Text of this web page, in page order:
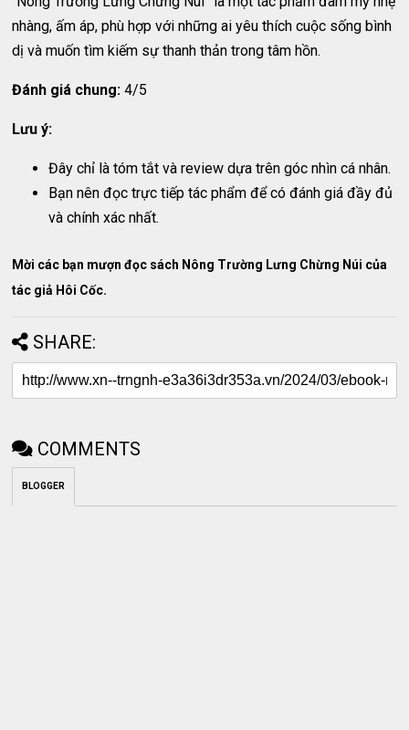
nhàng, ấm áp, phù hợp với những ai yêu thích cuộc sống bình
dị và muốn tìm kiếm sự thanh thản trong tâm hồn.
Đánh giá chung: 4/5
Lưu ý:
Đây chỉ là tóm tắt và review dựa trên góc nhìn cá nhân.
Bạn nên đọc trực tiếp tác phẩm để có đánh giá đầy đủ
và chính xác nhất.
Mời các bạn mượn đọc sách Nông Trường Lưng Chừng Núi của
tác giả Hôi Cốc.
SHARE:
COMMENTS
BLOGGER